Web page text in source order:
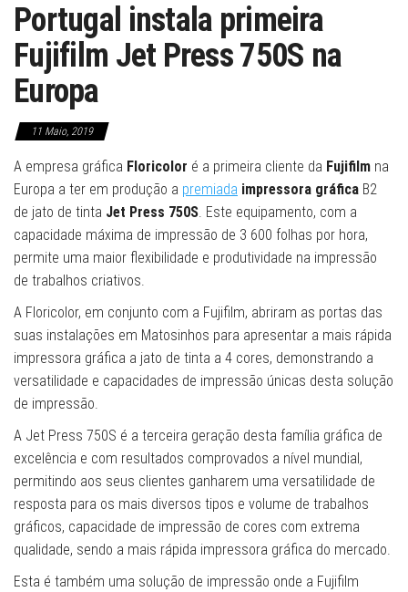
Portugal instala primeira
Fujifilm Jet Press 750S na
Europa
11 Maio, 2019
A empresa gráfica Floricolor é a primeira cliente da Fujifilm na
Europa a ter em produção a premiada impressora gráfica B2
de jato de tinta Jet Press 750S. Este equipamento, com a
capacidade máxima de impressão de 3 600 folhas por hora,
permite uma maior flexibilidade e produtividade na impressão
de trabalhos criativos.
A Floricolor, em conjunto com a Fujifilm, abriram as portas das
suas instalações em Matosinhos para apresentar a mais rápida
impressora gráfica a jato de tinta a 4 cores, demonstrando a
versatilidade e capacidades de impressão únicas desta solução
de impressão.
A Jet Press 750S é a terceira geração desta família gráfica de
excelência e com resultados comprovados a nível mundial,
permitindo aos seus clientes ganharem uma versatilidade de
resposta para os mais diversos tipos e volume de trabalhos
gráficos, capacidade de impressão de cores com extrema
qualidade, sendo a mais rápida impressora gráfica do mercado.
Esta é também uma solução de impressão onde a Fujifilm